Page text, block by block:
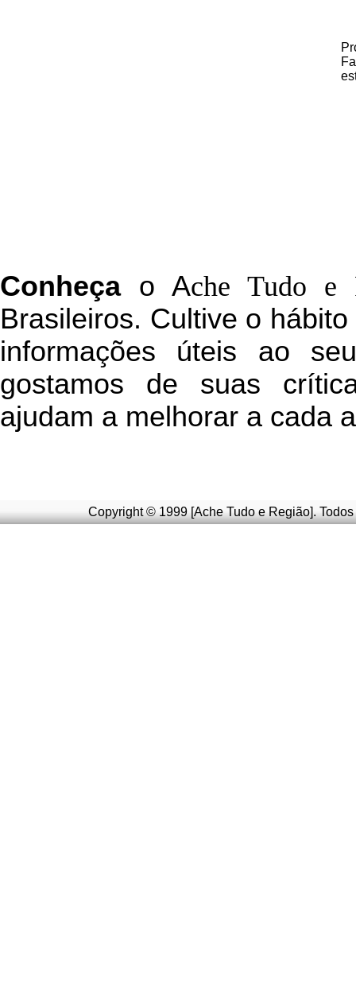
Conheçao Ache Tudo e
Brasileiros. Cultive o
informações úteis ao
gostamos de suas
ajudam a melhorar a cada
Copyright © 1999 [Ache Tudo e Região].